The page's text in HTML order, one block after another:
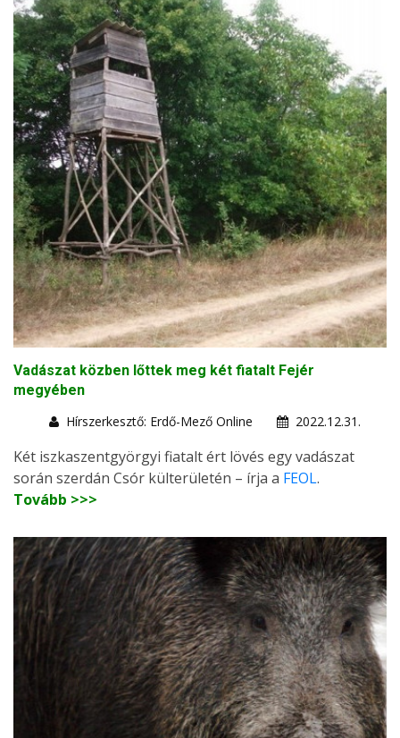
Vadászat közben lőttek meg két fiatalt Fejér
megyében
Hírszerkesztő: Erdő-Mező Online
2022.12.31.
Két iszkaszentgyörgyi fiatalt ért lövés egy vadászat
során szerdán Csór külterületén – írja a FEOL.
Tovább >>>